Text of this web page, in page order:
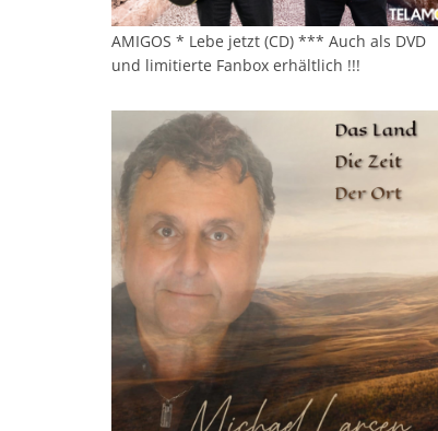
AMIGOS * Lebe jetzt (CD) *** Auch als DVD
und limitierte Fanbox erhältlich !!!